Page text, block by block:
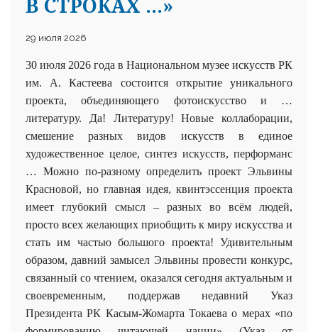
29 июля 2026
30 июля 2026 года в Национальном музее искусств РК
им. А. Кастеева состоится открытие уникального
проекта, объединяющего фотоискусство и …
литературу. Да! Литературу! Новые коллаборации,
смешение разных видов искусств в единое
художественное целое, синтез искусств, перформанс
… Можно по-разному определить проект Эльвины
Красновой, но главная идея, квинтэссенция проекта
имеет глубокий смысл – разных во всём людей,
просто всех желающих приобщить к миру искусства и
стать им частью большого проекта! Удивительным
образом, давний замысел Эльвины провести конкурс,
связанный со чтением, оказался сегодня актуальным и
своевременным, поддержав недавний Указ
Президента РК Касым-Жомарта Токаева о мерах «по